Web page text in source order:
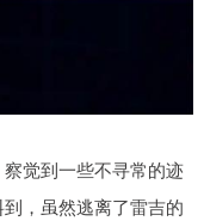
觉到一些不寻常的迹
，虽然逃离了雷吉的